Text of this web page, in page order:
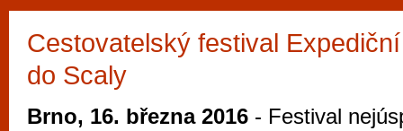
Cestovatelský festival
do Scaly
Brno, 16. března 2016 - Festival
Průvodce